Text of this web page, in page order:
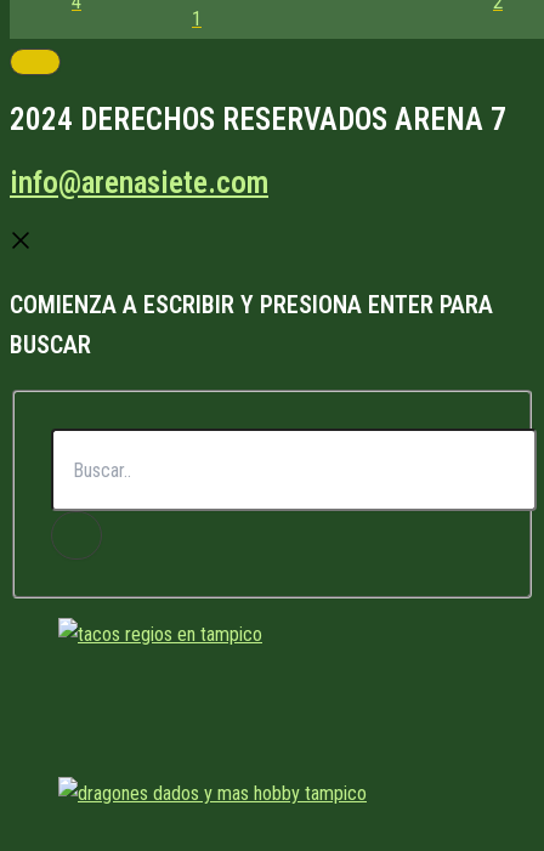
1
2024 DERECHOS RESERVADOS ARENA 7
info@arenasiete.com
COMIENZA A ESCRIBIR Y PRESIONA ENTER PARA
BUSCAR